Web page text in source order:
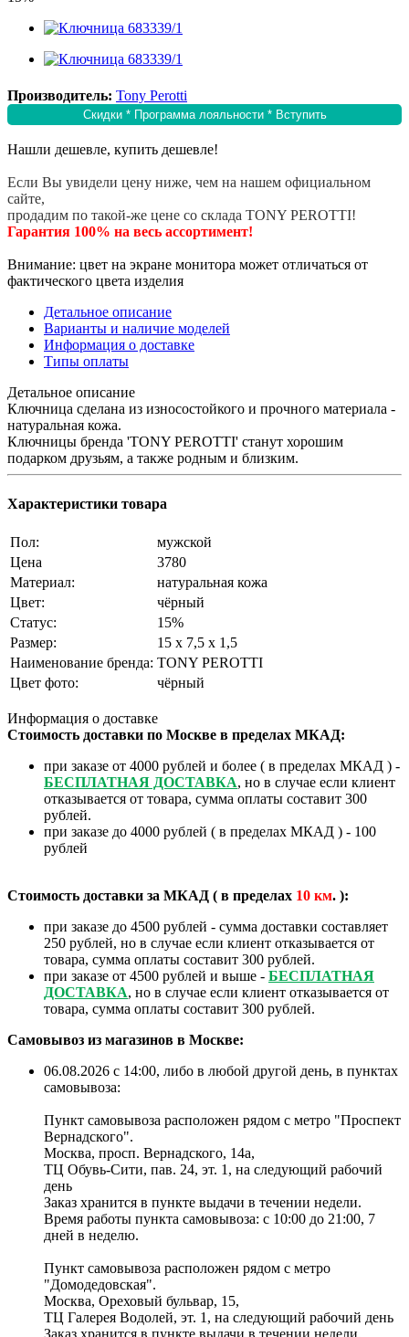
Производитель: Tony Perotti
Скидки * Программа лояльности * Вступить
Нашли дешевле, купить дешевле!
Если Вы увидели цену ниже, чем на нашем официальном
сайте,
продадим по такой-же цене со склада TONY PEROTTI!
Гарантия 100% на весь ассортимент!
Внимание: цвет на экране монитора может отличаться от
фактического цвета изделия
Детальное описание
Варианты и наличие моделей
Информация о доставке
Типы оплаты
Детальное описание
Ключница сделана из износостойкого и прочного материала -
натуральная кожа.
Ключницы бренда 'TONY PEROTTI' станут хорошим
подарком друзьям, а также родным и близким.
Характеристики товара
Пол:
мужской
Цена
3780
Материал:
натуральная кожа
Цвет:
чёрный
Статус:
15%
Размер:
15 x 7,5 x 1,5
Наименование бренда: TONY PEROTTI
Цвет фото:
чёрный
Информация о доставке
Стоимость доставки по Москве в пределах МКАД:
при заказе от 4000 рублей и более ( в пределах МКАД ) -
БЕСПЛАТНАЯ ДОСТАВКА, но в случае если клиент
отказывается от товара, сумма оплаты составит 300
рублей.
при заказе до 4000 рублей ( в пределах МКАД ) - 100
рублей
Стоимость доставки за МКАД ( в пределах 10 км. ):
при заказе до 4500 рублей - сумма доставки составляет
250 рублей, но в случае если клиент отказывается от
товара, сумма оплаты составит 300 рублей.
при заказе от 4500 рублей и выше - БЕСПЛАТНАЯ
ДОСТАВКА, но в случае если клиент отказывается от
товара, сумма оплаты составит 300 рублей.
Самовывоз из магазинов в Москве:
06.08.2026 с 14:00, либо в любой другой день, в пунктах
самовывоза:
Пункт самовывоза расположен рядом с метро "Проспект
Вернадского".
Москва, просп. Вернадского, 14а,
ТЦ Обувь-Сити, пав. 24, эт. 1, на следующий рабочий
день
Заказ хранится в пункте выдачи в течении недели.
Время работы пункта самовывоза: с 10:00 до 21:00, 7
дней в неделю.
Пункт самовывоза расположен рядом с метро
"Домодедовская".
Москва, Ореховый бульвар, 15,
ТЦ Галерея Водолей, эт. 1, на следующий рабочий день
Заказ хранится в пункте выдачи в течении недели.